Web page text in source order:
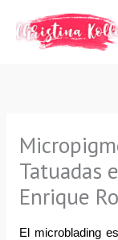
contenido
Tatuadas
Enrique
El microblading